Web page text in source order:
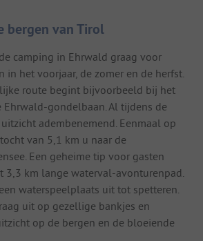
bergen van Tirol
camping in Ehrwald graag voor
in het voorjaar, de zomer en de herfst.
route begint bijvoorbeeld bij het
Ehrwald-gondelbaan. Al tijdens de
adembenemend. Eenmaal op
van 5,1 km u naar de
Een geheime tip voor gasten
3,3 km lange waterval-avonturenpad.
waterspeelplaats uit tot spetteren.
uit op gezellige bankjes en
op de bergen en de bloeiende